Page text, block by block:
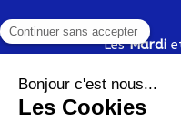
LesMardi